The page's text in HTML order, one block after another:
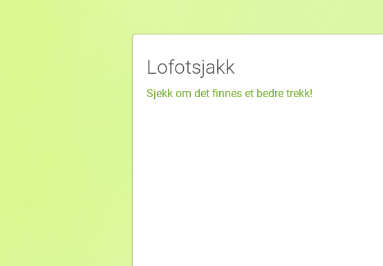
Lofotsjakk
Sjekk om det finnes et bedre trekk!